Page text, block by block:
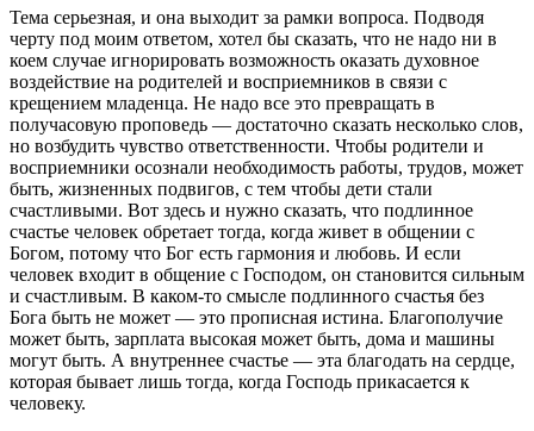
Тема серьезная, и она выходит за рамки вопроса. Подводя
черту под моим ответом, хотел бы сказать, что не надо ни в
коем случае игнорировать возможность оказать духовное
воздействие на родителей и восприемников в связи с
крещением младенца. Не надо все это превращать в
получасовую проповедь — достаточно сказать несколько слов,
но возбудить чувство ответственности. Чтобы родители и
восприемники осознали необходимость работы, трудов, может
быть, жизненных подвигов, с тем чтобы дети стали
счастливыми. Вот здесь и нужно сказать, что подлинное
счастье человек обретает тогда, когда живет в общении с
Богом, потому что Бог есть гармония и любовь. И если
человек входит в общение с Господом, он становится сильным
и счастливым. В каком-то смысле подлинного счастья без
Бога быть не может — это прописная истина. Благополучие
может быть, зарплата высокая может быть, дома и машины
могут быть. А внутреннее счастье — эта благодать на сердце,
которая бывает лишь тогда, когда Господь прикасается к
человеку.